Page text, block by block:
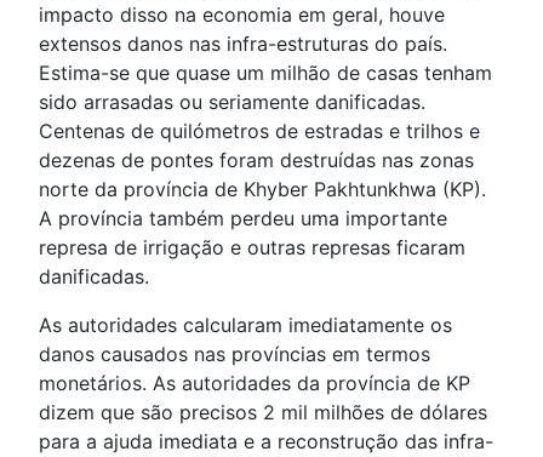
impacto disso na economia em geral, houve
extensos danos nas infra-estruturas do país.
Estima-se que quase um milhão de casas tenham
sido arrasadas ou seriamente danificadas.
Centenas de quilómetros de estradas e trilhos e
dezenas de pontes foram destruídas nas zonas
norte da província de Khyber Pakhtunkhwa (KP).
A província também perdeu uma importante
represa de irrigação e outras represas ficaram
danificadas.
As autoridades calcularam imediatamente os
danos causados nas províncias em termos
monetários. As autoridades da província de KP
dizem que são precisos 2 mil milhões de dólares
para a ajuda imediata e a reconstrução das infra-